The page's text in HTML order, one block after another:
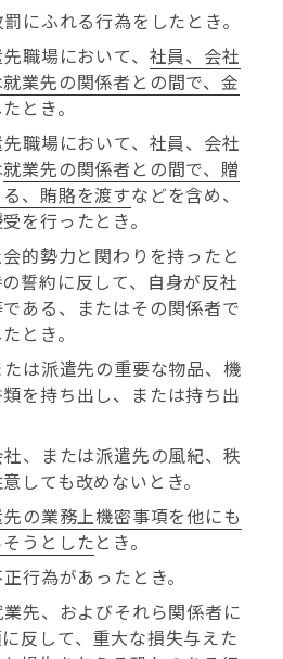
にふれる行為をしたとき。
職場において、 社員、会社
業先の関係者との間で、金
とき。
職場において、社員、会社
就業先の関係者との間で、贈
、賄賂を渡すなどを含め、
を行ったとき。
的勢力と関わりを持ったと
誓約に反して、自身が反社
ある、またはその関係者で
とき。
は派遣先の重要な物品、機
を持ち出し、または持ち出
、または派遣先の風紀、秩
しても改めないとき。
の業務上機密事項を他にも
うとしたとき。
行為があったとき。
先、およびそれら関係者に
反して、重大な損失与えた